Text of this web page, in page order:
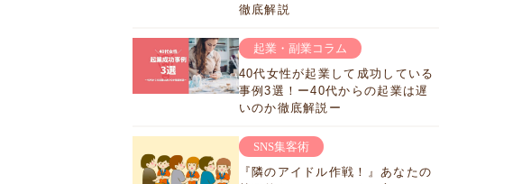
徹底解説
起業・副業コラム
40代女性が起業して成功している
事例3選！ー40代からの起業は遅
いのか徹底解説ー
SNS集客術
『隣のアイドル作戦！』あなたの